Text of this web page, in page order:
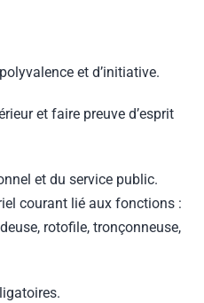
et d’initiative.
et faire preuve d’esprit
et du service public.
courant lié aux fonctions :
rotofile, tronçonneuse,